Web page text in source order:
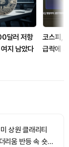
달러 저항
지 남았다
코스피,
급락에
상원 클래리티
리움 반등 속 숏